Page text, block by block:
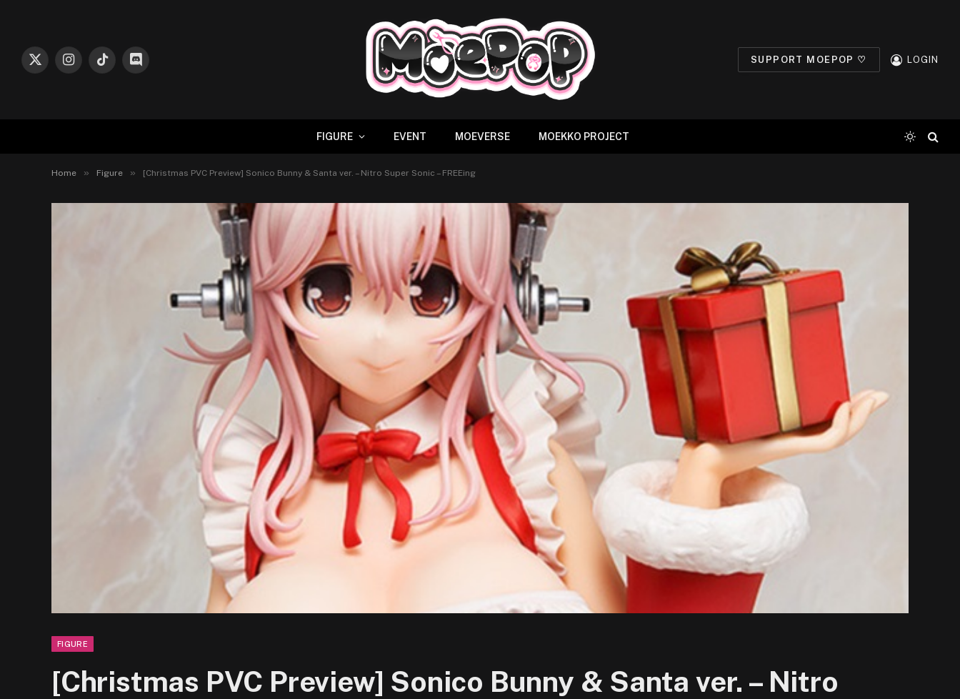
X
InstagramTikTokDiscord
SUPPORT MOEPOP ♡ LOGIN
FIGURE EVENT MOEVERSE MOEKKO PROJECT
Home » Figure » [Christmas PVC Preview] Sonico Bunny & Santa ver. – Nitro Super Sonic – FREEing
FIGURE
[Christmas PVC Preview] Sonico Bunny & Santa ver. – Nitro